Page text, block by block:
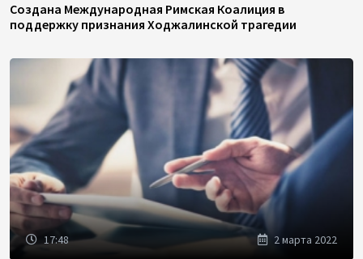
Создана Международная Римская Коалиция в
поддержку признания Ходжалинской трагедии
17:48 2 марта 2022